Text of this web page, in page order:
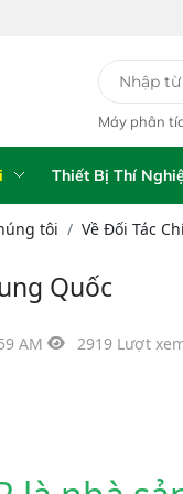
78
Điện
Máy phân
Thiết Bị Thí
tôi Về Đối Tác
Quốc
AM 2919 Lượt